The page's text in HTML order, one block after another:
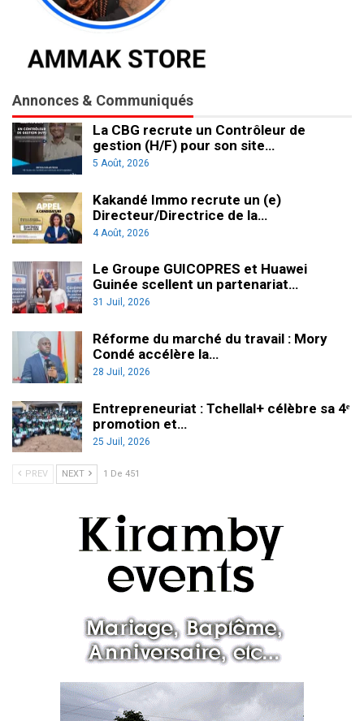
Annonces & Communiqués
La CBG recrute un Contrôleur de
gestion (H/F) pour son site…
5 Août, 2026
Kakandé Immo recrute un (e)
Directeur/Directrice de la…
4 Août, 2026
Le Groupe GUICOPRES et Huawei
Guinée scellent un partenariat…
31 Juil, 2026
Réforme du marché du travail : Mory
Condé accélère la…
28 Juil, 2026
Entrepreneuriat : Tchellal+ célèbre sa 4ᵉ
promotion et…
25 Juil, 2026
PREV NEXT 1 De 451